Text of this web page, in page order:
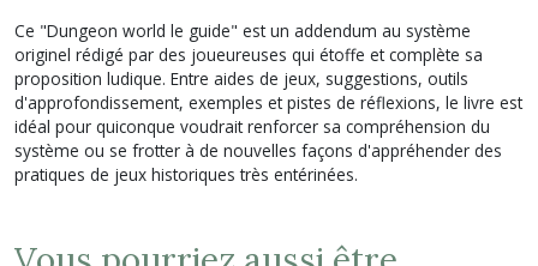
Ce "Dungeon world le guide" est un addendum au système
originel rédigé par des joueureuses qui étoffe et complète sa
proposition ludique. Entre aides de jeux, suggestions, outils
d'approfondissement, exemples et pistes de réflexions, le livre est
idéal pour quiconque voudrait renforcer sa compréhension du
système ou se frotter à de nouvelles façons d'appréhender des
pratiques de jeux historiques très entérinées.